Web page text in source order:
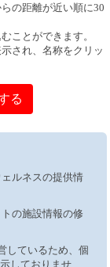
の距離が近い順に30
ことができます。
され、名称をクリッ
る
ルネスの提供情
の施設情報の修
しているため、個
しておりませ